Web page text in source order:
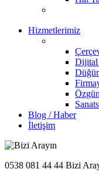
Hizmetlerimiz
Dijital
Blog / Haber
İletişim
0538 081 44 44 Bizi